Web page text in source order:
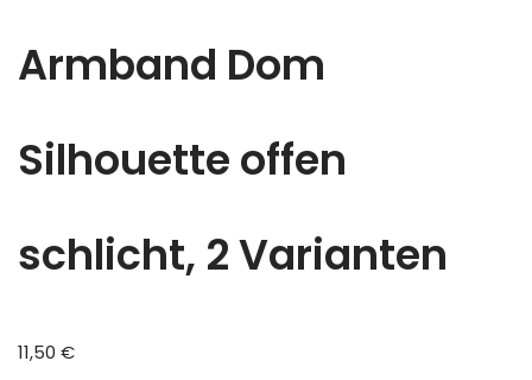
Armband Dom
Silhouette offen
schlicht, 2 Varianten
11,50 €